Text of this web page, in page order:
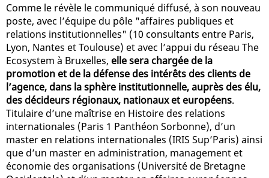
Comme le révèle le communiqué diffusé, à son nouveau
poste, avec l’équipe du pôle "affaires publiques et
relations institutionnelles" (10 consultants entre Paris,
Lyon, Nantes et Toulouse) et avec l’appui du réseau The
Ecosystem à Bruxelles, elle sera chargée de la
promotion et de la défense des intérêts des clients de
l’agence, dans la sphère institutionnelle, auprès des élu,
des décideurs régionaux, nationaux et européens.
Titulaire d’une maîtrise en Histoire des relations
internationales (Paris 1 Panthéon Sorbonne), d’un
master en relations internationales (IRIS Sup’Paris) ainsi
que d’un master en administration, management et
économie des organisations (Université de Bretagne